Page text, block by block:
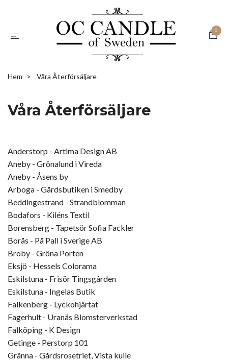
0
Hem Våra Återförsäljare
Våra Återförsäljare
Anderstorp - Artima Design AB
Aneby - Grönalund i Vireda
Aneby - Åsens by
Arboga - Gårdsbutiken i Smedby
Beddingestrand - Strandblomman
Bodafors - Kiléns Textil
Borensberg - Tapetsör Sofia Fackler
Borås - På Pall i Sverige AB
Broby - Gröna Porten
Eksjö - Hessels Colorama
Eskilstuna - Frisör Tingsgården
Eskilstuna - Ingelas Butik
Falkenberg - Lyckohjärtat
Fagerhult - Uranäs Blomsterverkstad
Falköping - K Design
Getinge - Perstorp 101
Gränna - Gårdsrosetriet, Vista kulle